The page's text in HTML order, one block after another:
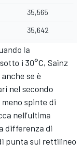
35,565
35,642
la
i 30°C, Sainz
se è
nel secondo
spinte di
nell’ultima
differenza di
punta sul rettilineo